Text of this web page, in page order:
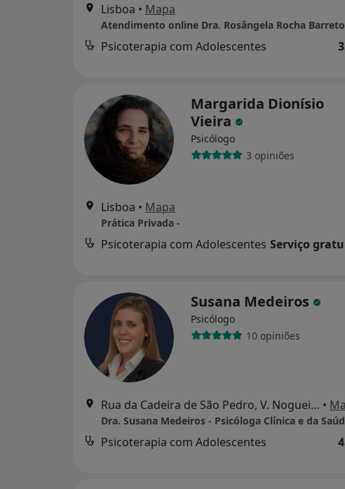
Lisboa • Mapa
Atendimento online Dra. Rosângela Rocha Barreto
Psicoterapia com Adolescentes
Margarida Dionísio
Vieira
Psicólogo
3 opiniões
Lisboa • Mapa
Prática Privada -
Psicoterapia com Adolescentes Serviço
Susana Medeiros
Psicólogo
10 opiniões
Rua da Cadeira de São Pedro, V. Nogueira de Azeitão •
Dra. Susana Medeiros - Psicóloga Clínica e da
Psicoterapia com Adolescentes